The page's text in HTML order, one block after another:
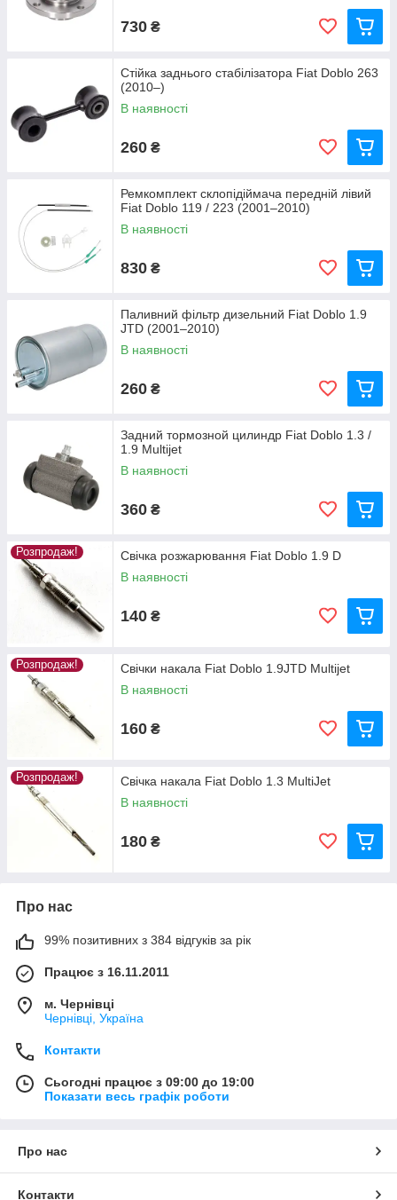
730 ₴
Стійка заднього стабілізатора Fiat Doblo 263
(2010–)
В наявності
260 ₴
Ремкомплект склопідіймача передній лівий
Fiat Doblo 119 / 223 (2001–2010)
В наявності
830 ₴
Паливний фільтр дизельний Fiat Doblo 1.9
JTD (2001–2010)
В наявності
260 ₴
Задний тормозной цилиндр Fiat Doblo 1.3 /
1.9 Multijet
В наявності
360 ₴
Розпродаж!
Свічка розжарювання Fiat Doblo 1.9 D
В наявності
140 ₴
Розпродаж!
Свічки накала Fiat Doblo 1.9JTD Multijet
В наявності
160 ₴
Розпродаж!
Свічка накала Fiat Doblo 1.3 MultiJet
В наявності
180 ₴
Про нас
99% позитивних з 384 відгуків за рік
Працює з 16.11.2011
м. Чернівці
Чернівці, Україна
Контакти
Сьогодні працює з 09:00 до 19:00
Показати весь графік роботи
Про нас
Контакти